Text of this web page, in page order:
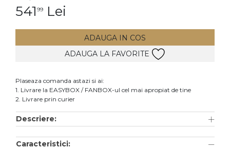
Inele
Cercei
Bratari
Lanturi
Pandantive
Accesorii
541 99 Lei
ADAUGA IN COS
ADAUGA LA FAVORITE
Plaseaza comanda astazi si ai:
1. Livrare la EASYBOX / FANBOX-ul cel mai apropiat de tine
2. Livrare prin curier
Descriere:
Caracteristici: